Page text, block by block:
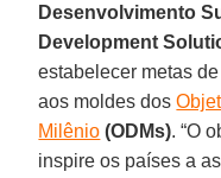
Desenvolvimento
Development
estabelecer metas
aos moldes dos
Milênio (ODMs). “O
inspire os países a